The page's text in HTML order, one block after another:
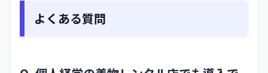
よくある質問